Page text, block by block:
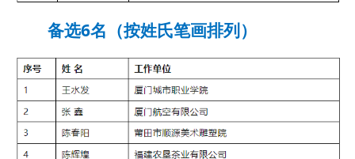
备选6名（按姓氏笔画排列）